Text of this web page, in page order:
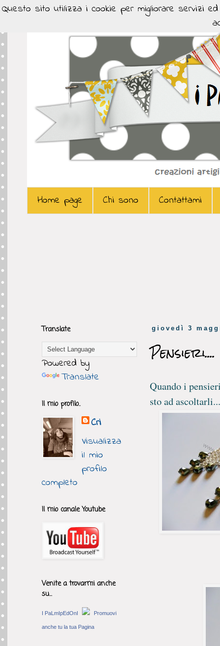
Home page Chi sono Contattami
giovedì 3
Pensieri....
Quando i
sto ad
Translate
Powered by
Translate
Il mio profilo..
Cri
Visualizza
il mio
profilo
completo
Il mio canale Youtube
Venite a trovarmi anche
su...
I PaLmIpEdOnI Promuovi
anche tu la tua Pagina
Questo sito utilizza i cookie per migliorare servizi